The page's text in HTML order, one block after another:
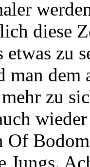
diese
zu
man dem
zu
Of
Jungs.